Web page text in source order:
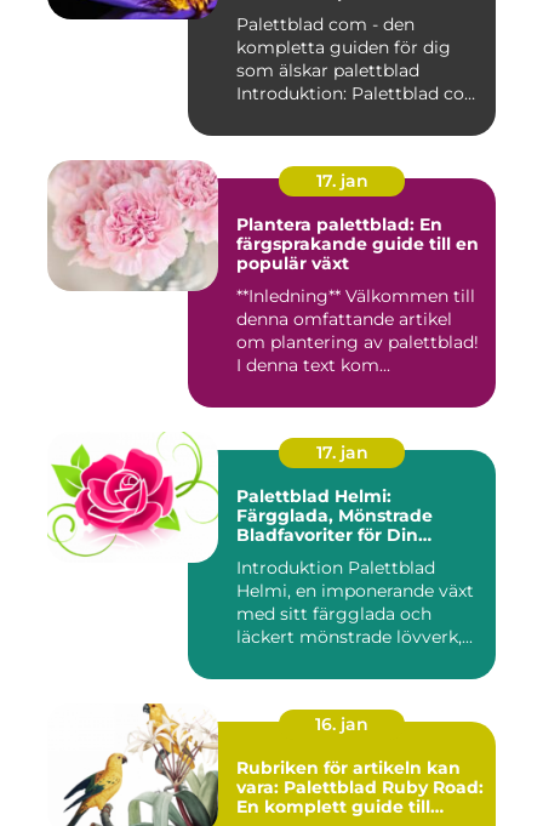
Palettblad com - den
kompletta guiden för dig
som älskar palettblad
Introduktion: Palettblad com
17. jan
Plantera palettblad: En
färgsprakande guide till en
populär växt
**Inledning** Välkommen till
denna omfattande artikel
om plantering av palettblad!
I denna text kom...
17. jan
Palettblad Helmi:
Färgglada, Mönstrade
Bladfavoriter för Din
Introduktion Palettblad
Helmi, en imponerande växt
med sitt färgglada och
läckert mönstrade lövverk,...
16. jan
Rubriken för artikeln kan
vara: Palettblad Ruby Road:
En komplett guide till